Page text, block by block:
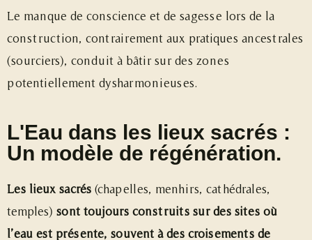
Le manque de conscience et de sagesse lors de la
construction, contrairement aux pratiques ancestrales
(sourciers), conduit à bâtir sur des zones
potentiellement dysharmonieuses.
L'Eau dans les lieux sacrés :
Un modèle de régénération.
Les lieux sacrés (chapelles, menhirs, cathédrales,
temples) sont toujours construits sur des sites où
l’eau est présente, souvent à des croisements de